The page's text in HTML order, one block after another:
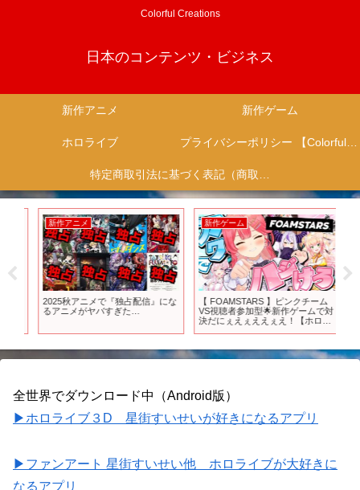
Colorful Creations
日本のコンテンツ・ビジネス
新作アニメ 新作ゲーム
ホロライブ プライバシーポリシー 【Colorful Creation】
特定商取引法に基づく表記（商取引に関する開示）
新作アニメ
2025秋アニメで『独占配信』にな
るアニメがヤバすぎた…
新作ゲーム
【 FOAMSTARS 】ピンクチーム
VS視聴者参加型🌟新作ゲームで対
決だにぇえぇええぇえ！【ホロラ
全世界でダウンロード中（Android版）
▶ホロライブ３D 星街すいせいが好きになるアプリ
▶ファンアート 星街すいせい他 ホロライブが大好きに
なるアプリ